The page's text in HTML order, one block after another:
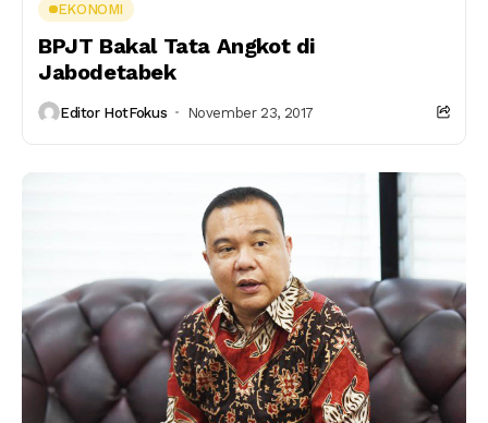
EKONOMI
BPJT Bakal Tata Angkot di
Jabodetabek
Editor HotFokus November 23, 2017